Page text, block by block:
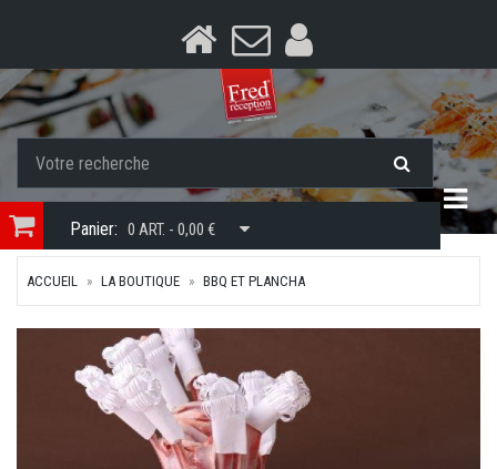
Panier: 0 ART. - 0,00 €
ACCUEIL LA BOUTIQUE BBQ ET PLANCHA